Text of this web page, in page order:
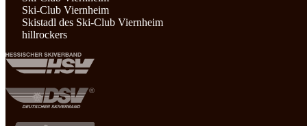
Ski-Club Viernheim
Skistadl des Ski-Club Viernheim
hillrockers